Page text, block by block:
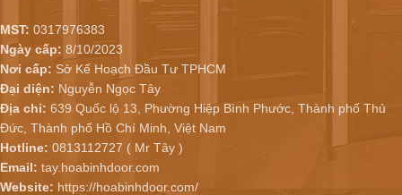
MST: 0317976383
Ngày cấp: 8/10/2023
Nơi cấp: Sở Kế Hoạch Đầu Tư TPHCM
Đại diện: Nguyễn Ngọc Tây
Địa chỉ: 639 Quốc lộ 13, Phường Hiệp Bình Phước, Thành phố Thủ
Đức, Thành phố Hồ Chí Minh, Việt Nam
Hotline: 0813112727 ( Mr Tây )
Email: tay.hoabinhdoor.com
Website: https://hoabinhdoor.com/